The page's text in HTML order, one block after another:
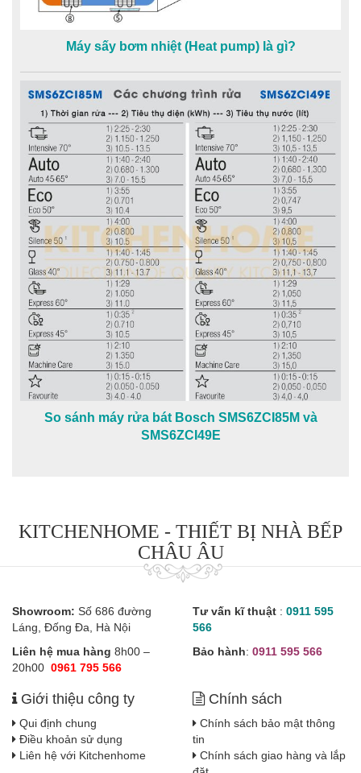
Máy sấy bơm nhiệt (Heat pump) là gì?
So sánh máy rửa bát Bosch SMS6ZCI85M và
SMS6ZCI49E
KITCHENHOME - THIẾT BỊ NHÀ BẾP
CHÂU ÂU
Showroom: Số 686 đường
Láng, Đống Đa, Hà Nội
Liên hệ mua hàng 8h00 –
20h00 0961 795 566
Tư vấn kĩ thuật : 0911 595
566
Bảo hành: 0911 595 566
Giới thiệu công ty
Qui định chung
Điều khoản sử dụng
Liên hệ với Kitchenhome
Chính sách
Chính sách bảo mật thông
tin
Chính sách giao hàng và lắp